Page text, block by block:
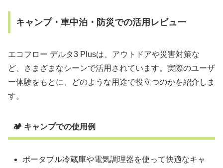
キャンプ・車中泊・防災での活用レビュー
エコフロー デルタ3 Plusは、アウトドアや災害対策な
ど、さまざまなシーンで活用されています。実際のユーザ
ー体験をもとに、どのような用途で役立つのかを紹介しま
す。
🏕 キャンプでの使用例
ポータブル冷蔵庫や電気調理器を使って快適なキャ